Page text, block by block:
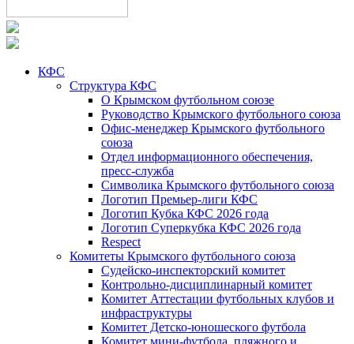
КФС
Структура КФС
О Крымском футбольном союзе
Руководство Крымского футбольного союза
Офис-менеджер Крымского футбольного
союза
Отдел информационного обеспечения,
пресс-служба
Символика Крымского футбольного союза
Логотип Премьер-лиги КФС
Логотип Кубка КФС 2026 года
Логотип Суперкубка КФС 2026 года
Respect
Комитеты Крымского футбольного союза
Судейско-инспекторский комитет
Контрольно-дисциплинарный комитет
Комитет Аттестации футбольных клубов и
инфраструктуры
Комитет Детско-юношеского футбола
Комитет мини-футбола, пляжного и